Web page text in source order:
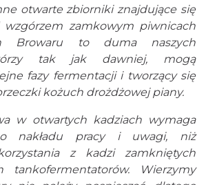
otwarte zbiorniki znajdujące się
zamkowym piwnicach
Browaru to duma naszych
tak jak dawniej, mogą
fazy fermentacji i tworzący się
kożuch drożdżowej piany.
w otwartych kadziach wymaga
nakładu pracy i uwagi, niż
z kadzi zamkniętych
tankofermentatorów. Wierzymy